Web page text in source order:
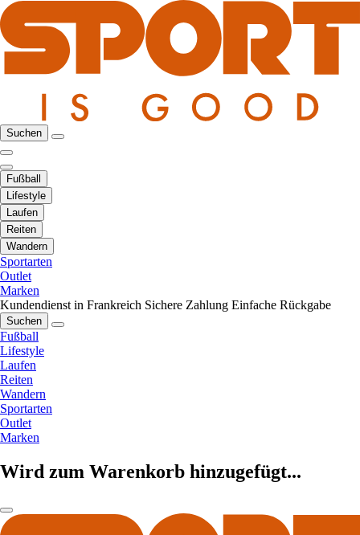
Suchen
Fußball
Lifestyle
Laufen
Reiten
Wandern
Sportarten
Outlet
Marken
Kundendienst in Frankreich Sichere Zahlung Einfache Rückgabe
Suchen
Fußball
Lifestyle
Laufen
Reiten
Wandern
Sportarten
Outlet
Marken
Wird zum Warenkorb hinzugefügt...